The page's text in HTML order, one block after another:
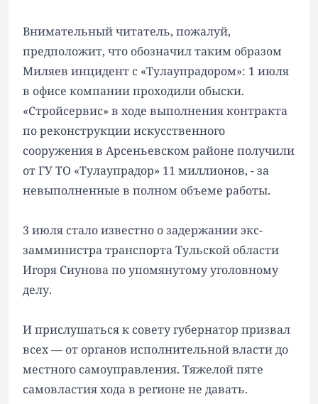
Внимательный читатель, пожалуй,
предположит, что обозначил таким образом
Миляев инцидент с «Тулаупрадором»: 1 июля
в офисе компании проходили обыски.
«Стройсервис» в ходе выполнения контракта
по реконструкции искусственного
сооружения в Арсеньевском районе получили
от ГУ ТО «Тулаупрадор» 11 миллионов, - за
невыполненные в полном объеме работы.
3 июля стало известно о задержании экс-
замминистра транспорта Тульской области
Игоря Сиунова по упомянутому уголовному
делу.
И прислушаться к совету губернатор призвал
всех — от органов исполнительной власти до
местного самоуправления. Тяжелой пяте
самовластия хода в регионе не давать.